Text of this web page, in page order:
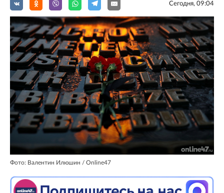
Сегодня, 09:04
Фото: Валентин Илюшин / Online47